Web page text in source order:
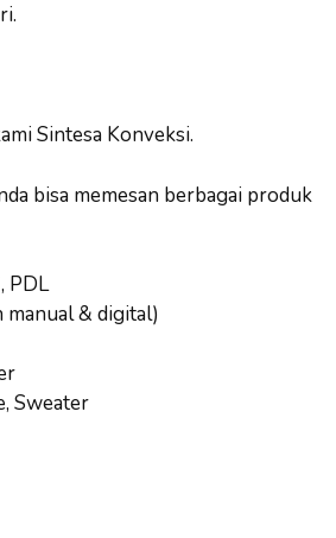
Sintesa Konveksi.
bisa memesan berbagai produk
PDL
manual & digital)
Sweater